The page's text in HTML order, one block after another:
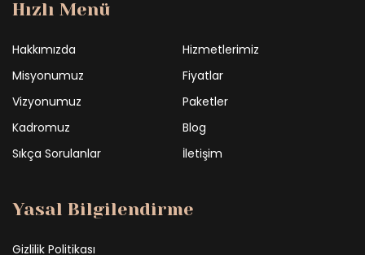
Hızlı Menü
Hakkımızda
Hizmetlerimiz
Misyonumuz
Fiyatlar
Vizyonumuz
Paketler
Kadromuz
Blog
Sıkça Sorulanlar
İletişim
Yasal Bilgilendirme
Gizlilik Politikası